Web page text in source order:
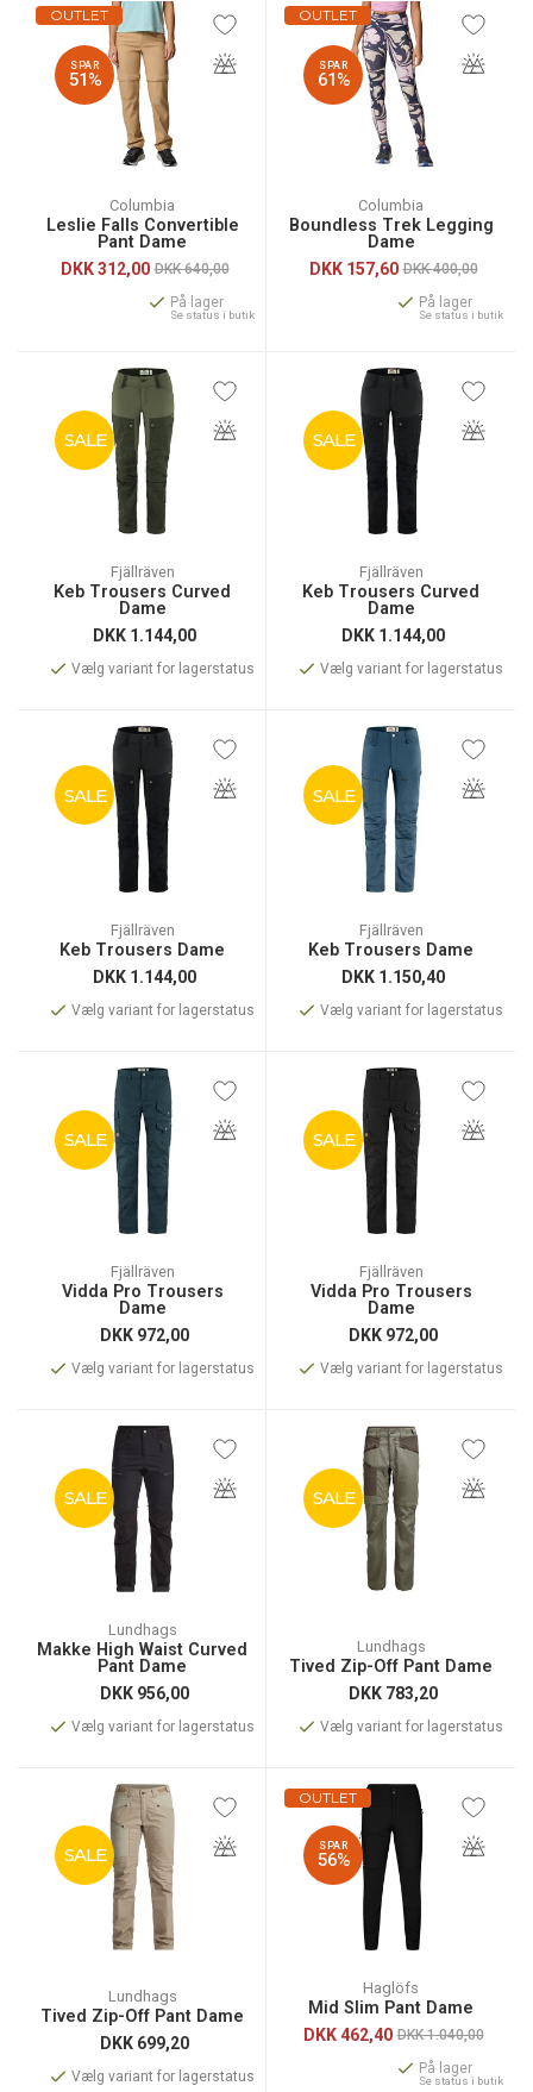
OUTLET
SPAR
51%
Columbia
Leslie Falls Convertible
Pant Dame
DKK312,00 DKK 640,00
På lager
Se status i butik
OUTLET
SPAR
61%
Columbia
Boundless Trek Legging
Dame
DKK157,60 DKK 400,00
På lager
Se status i butik
SALE
Fjällräven
Keb Trousers Curved
Dame
DKK 1.144,00
Vælg variant for lagerstatus
SALE
Fjällräven
Keb Trousers Curved
Dame
DKK 1.144,00
Vælg variant for lagerstatus
SALE
Fjällräven
Keb Trousers Dame
DKK 1.144,00
Vælg variant for lagerstatus
SALE
Fjällräven
Keb Trousers Dame
DKK 1.150,40
Vælg variant for lagerstatus
SALE
Fjällräven
Vidda Pro Trousers
Dame
DKK 972,00
Vælg variant for lagerstatus
SALE
Fjällräven
Vidda Pro Trousers
Dame
DKK 972,00
Vælg variant for lagerstatus
SALE
Lundhags
Makke High Waist Curved
Pant Dame
DKK 956,00
Vælg variant for lagerstatus
SALE
Lundhags
Tived Zip-Off Pant Dame
DKK 783,20
Vælg variant for lagerstatus
SALE
Lundhags
Tived Zip-Off Pant Dame
DKK 699,20
Vælg variant for lagerstatus
OUTLET
SPAR
56%
Haglöfs
Mid Slim Pant Dame
DKK462,40 DKK 1.040,00
På lager
Se status i butik